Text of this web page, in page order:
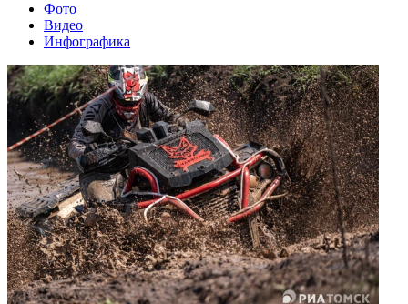
Фото
Видео
Инфографика